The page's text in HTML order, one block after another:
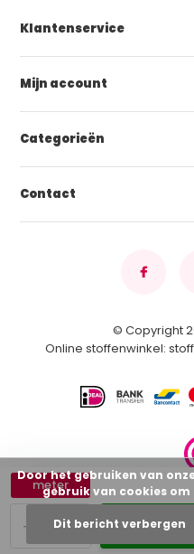
+
-
meter
Klantenservice
Mijn account
Categorieën
Contact
© Copyright
Online stoffenwinkel:
Door het gebruiken van
gebruik van cookies om
Dit bericht verbergen